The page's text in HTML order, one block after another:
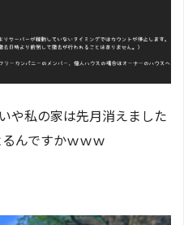
や私の家は先月消えました
んですかｗｗｗ